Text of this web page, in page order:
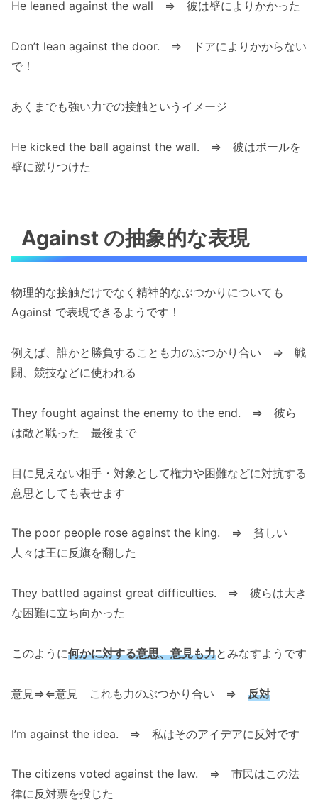
He leaned against the wall ⇒ 彼は壁によりかかった
Don’t lean against the door. ⇒ ドアによりかからない
で！
あくまでも強い力での接触というイメージ
He kicked the ball against the wall. ⇒ 彼はボールを
壁に蹴りつけた
Against の抽象的な表現
物理的な接触だけでなく精神的なぶつかりについても
Against で表現できるようです！
例えば、誰かと勝負することも力のぶつかり合い ⇒ 戦
闘、競技などに使われる
They fought against the enemy to the end. ⇒ 彼ら
は敵と戦った 最後まで
目に見えない相手・対象として権力や困難などに対抗する
意思としても表せます
The poor people rose against the king. ⇒ 貧しい
人々は王に反旗を翻した
They battled against great difficulties. ⇒ 彼らは大き
な困難に立ち向かった
このように何かに対する意思、意見も力とみなすようです
意見⇒⇐意見 これも力のぶつかり合い ⇒ 反対
I’m against the idea. ⇒ 私はそのアイデアに反対です
The citizens voted against the law. ⇒ 市民はこの法
律に反対票を投じた